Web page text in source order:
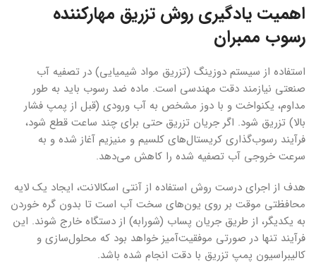
اهمیت یادگیری روش تزریق مهارکننده
رسوب ممبران
استفاده از سیستم دوزینگ (تزریق مواد شیمیایی) در تصفیه آب
صنعتی نیازمند دقت مهندسی است. ماده ضد رسوب باید به طور
مداوم، یکنواخت و با دوز مشخص به آب ورودی (قبل از پمپ فشار
بالا) تزریق شود. اگر جریان تزریق حتی برای چند ساعت قطع شود،
فرآیند رسوب‌گذاری کریستال‌های کلسیم و منیزیم آغاز شده و به
سرعت خروجی آب تصفیه شده را کاهش می‌دهد.
هدف از اجرای درست روش استفاده از آنتی اسکالانت، ایجاد یک لایه
محافظتی موقت بر روی یون‌های سخت آب است تا بدون گره خوردن
به یکدیگر، از طریق جریان پساب (شورابه) از دستگاه خارج شوند. این
فرآیند تنها در صورتی موفقیت‌آمیز خواهد بود که محلول‌سازی و
کالیبراسیون پمپ تزریق با دقت انجام شده باشد.